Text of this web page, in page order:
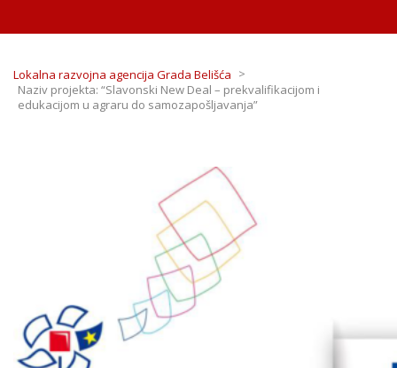
Lokalna razvojna agencija Grada Belišća >
Naziv projekta: “Slavonski New Deal – prekvalifikacijom i
edukacijom u agraru do samozapošljavanja”